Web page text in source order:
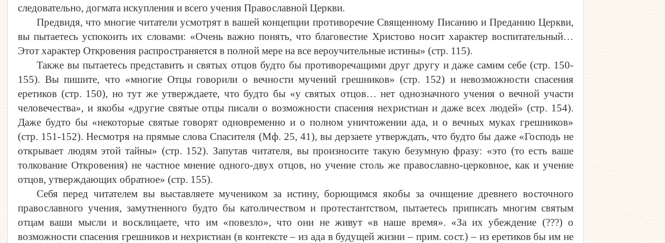
следовательно, догмата искупления и всего учения Православной Церкви.
Предвидя, что многие читатели усмотрят в вашей концепции противоречие Священному Писанию и Преданию Церкви,
вы пытаетесь успокоить их словами: «Очень важно понять, что благовестие Христово носит характер воспитательный…
Этот характер Откровения распространяется в полной мере на все вероучительные истины» (стр. 115).
Также вы пытаетесь представить и святых отцов будто бы противоречащими друг другу и даже самим себе (стр. 150-
155). Вы пишите, что «многие Отцы говорили о вечности мучений грешников» (стр. 152) и невозможности спасения
еретиков (стр. 150), но тут же утверждаете, что будто бы «у святых отцов… нет однозначного учения о вечной участи
человечества», и якобы «другие святые отцы писали о возможности спасения нехристиан и даже всех людей» (стр. 154).
Даже будто бы «некоторые святые говорят одновременно и о полном уничтожении ада, и о вечных муках грешников»
(стр. 151-152). Несмотря на прямые слова Спасителя (Мф. 25, 41), вы дерзаете утверждать, что будто бы даже «Господь не
открывает людям этой тайны» (стр. 152). Запутав читателя, вы произносите такую безумную фразу: «это (то есть ваше
толкование Откровения) не частное мнение одного-двух отцов, но учение столь же православно-церковное, как и учение
отцов, утверждающих обратное» (стр. 155).
Себя перед читателем вы выставляете мучеником за истину, борющимся якобы за очищение древнего восточного
православного учения, замутненного будто бы католичеством и протестантством, пытаетесь приписать многим святым
отцам ваши мысли и восклицаете, что им «повезло», что они не живут «в наше время». «За их убеждение (???) о
возможности спасения грешников и нехристиан (в контексте – из ада в будущей жизни – прим. сост.) – из еретиков бы им не